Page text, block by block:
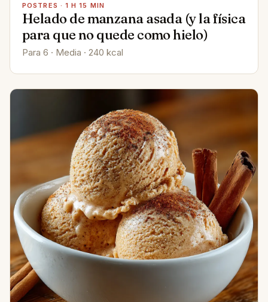
POSTRES · 1 H 15 MIN
Helado de manzana asada (y la física
para que no quede como hielo)
Para 6 · Media · 240 kcal